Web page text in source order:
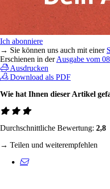
Ich abonniere
→ Sie können uns auch mit einer
Erschienen in derAusgabe vom
Ausdrucken
Download als PDF
Wie hat Ihnen dieser Artikel
Durchschnittliche Bewertung: 2,8
→ Teilen und weiterempfehlen